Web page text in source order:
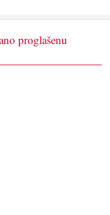
proglašenu